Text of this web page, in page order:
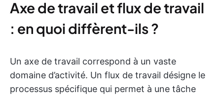
Axe de travail et flux de travail
: en quoi diffèrent-ils ?
Un axe de travail correspond à un vaste
domaine d’activité. Un flux de travail désigne le
processus spécifique qui permet à une tâche